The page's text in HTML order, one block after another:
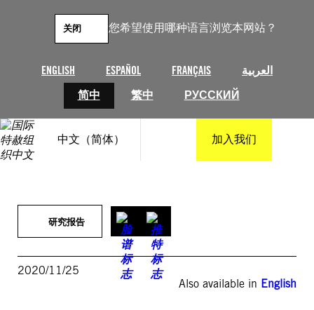
您希望使用哪种语言浏览本网站？
ENGLISH ESPAÑOL FRANÇAIS
العربية
简中
繁中 РУССКИЙ
关闭
中文（简体） 加入我们
研究报告
2020/11/25
Also available in English